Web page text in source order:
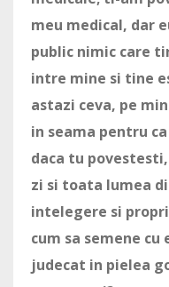
meu medical, dar
public nimic care
intre mine si tine
astazi ceva, pe
in seama pentru
daca tu
zi si toata lumea
intelegere si
cum sa semene
judecat in pielea